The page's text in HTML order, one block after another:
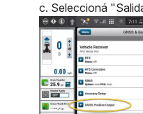
c. Seleccioná